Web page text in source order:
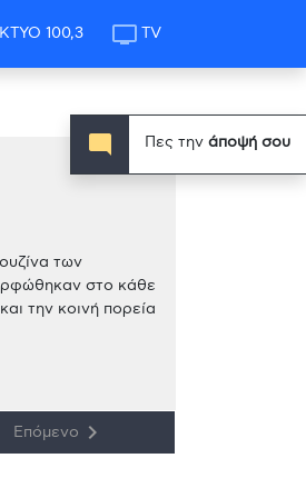
100,3 tv TV
των
στο κάθε
την κοινή πορεία
Επόμενο keyboard_arrow_right
mode_comment Πες την άποψή σου